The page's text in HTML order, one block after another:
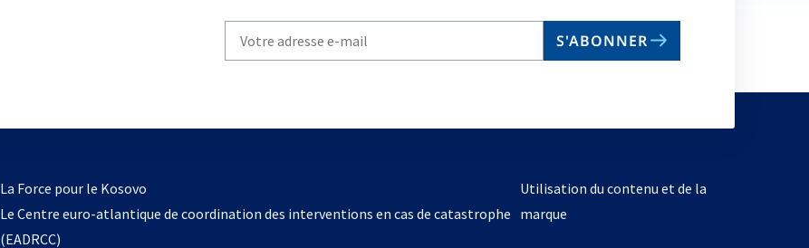
S'ABONNER
La Force pour le Kosovos’ouvre
dans
Le Centre euro-atlantique de coordination des interventions en cas de catastrophe
(EADRCC)
Utilisation du contenu et de la
marque